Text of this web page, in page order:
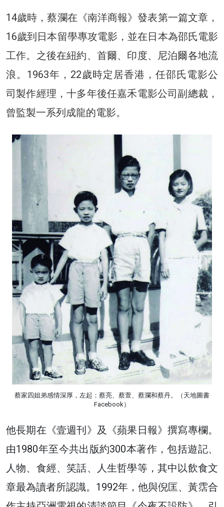
14歲時，蔡瀾在《南洋商報》發表第一篇文章，
16歲到日本留學專攻電影，並在日本為邵氏電影
工作。之後在紐約、首爾、印度、尼泊爾各地流
浪。1963年，22歲時定居香港，任邵氏電影公
司製作經理，十多年後任嘉禾電影公司副總裁，
曾監製一系列成龍的電影。
蔡家四姐弟感情深厚，左起：蔡亮、蔡萱、蔡瀾和蔡丹。（天地圖書
Facebook）
他長期在《壹週刊》及《蘋果日報》撰寫專欄。
由1980年至今共出版約300本著作，包括遊記、
人物、食經、笑話、人生哲學等，其中以飲食文
章最為讀者所認識。1992年，他與倪匡、黃霑合